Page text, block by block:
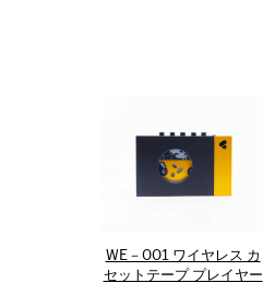
WE－001 ワイヤレス カ
セットテープ プレイヤー